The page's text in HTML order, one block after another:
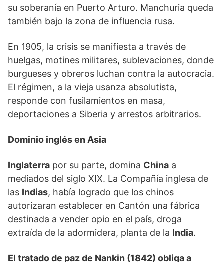
su soberanía en Puerto Arturo. Manchuria queda
también bajo la zona de influencia rusa.
En 1905, la crisis se manifiesta a través de
huelgas, motines militares, sublevaciones, donde
burgueses y obreros luchan contra la autocracia.
El régimen, a la vieja usanza absolutista,
responde con fusilamientos en masa,
deportaciones a Siberia y arrestos arbitrarios.
Dominio inglés en Asia
Inglaterra por su parte, domina China a
mediados del siglo XIX. La Compañía inglesa de
las Indias, había logrado que los chinos
autorizaran establecer en Cantón una fábrica
destinada a vender opio en el país, droga
extraída de la adormidera, planta de la India.
El tratado de paz de Nankin (1842) obliga a